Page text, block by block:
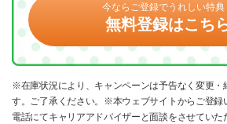
今ならご登録でうれしい特典
無料登録はこち
※在庫状況により、キャンペーンは予告なく変更・
す。ご了承ください。※本ウェブサイトからご登録
電話にてキャリアアドバイザーと面談をさせていた